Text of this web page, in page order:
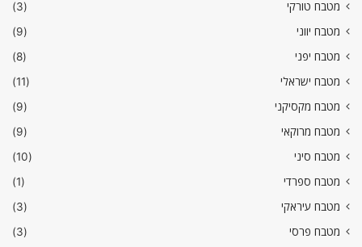
מטבח טורקי
(3)
מטבח יווני
(9)
מטבח יפני
(8)
מטבח ישראלי
(11)
מטבח מקסיקני
(9)
מטבח מרוקאי
(9)
מטבח סיני
(10)
מטבח ספרדי
(1)
מטבח עיראקי
(3)
מטבח פרסי
(3)